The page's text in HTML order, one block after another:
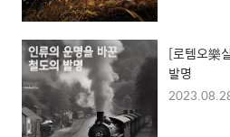
[로템오樂
발명